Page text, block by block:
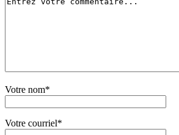
Votre nom*
Votre courriel*